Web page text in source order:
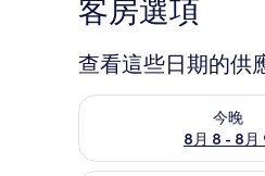
客房選項
查看這些日期的供
今晚
8月 8 - 8月
查看今晚 (8月 8 - 8月 9)